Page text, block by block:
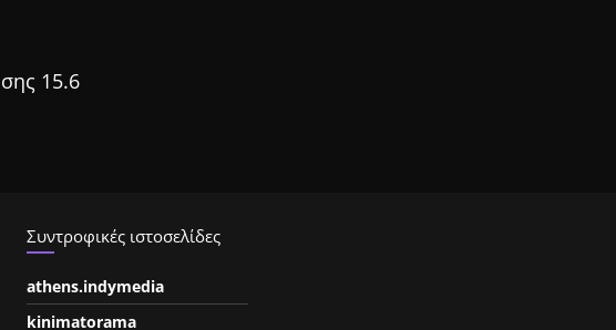
15.6
Συντροφικές ιστοσελίδες
athens.indymedia
kinimatorama